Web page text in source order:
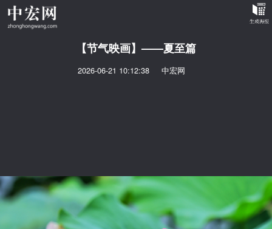
【节气映画】——夏至篇
2026-06-21 10:12:38 中宏网